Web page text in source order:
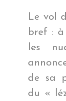
Le vol
bref : à
les
de sa
du «